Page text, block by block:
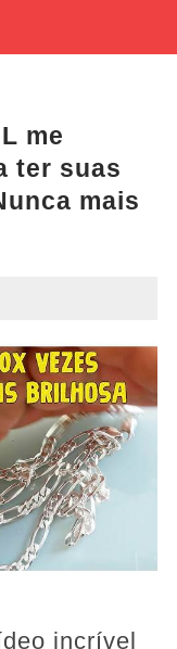
me
ter suas
mais
incrível